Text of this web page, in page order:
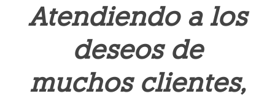
Atendiendo a los
deseos de
muchos clientes,